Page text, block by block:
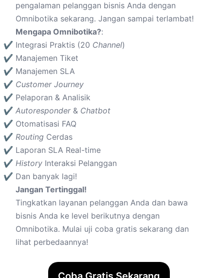
pengalaman pelanggan bisnis Anda dengan
Omnibotika sekarang. Jangan sampai terlambat!
Mengapa Omnibotika?:
Integrasi Praktis (20 Channel)
Manajemen Tiket
Manajemen SLA
Customer Journey
Pelaporan & Analisik
Autoresponder& Chatbot
Otomatisasi FAQ
Routing Cerdas
Laporan SLA Real-time
History Interaksi Pelanggan
Dan banyak lagi!
Jangan Tertinggal!
Tingkatkan layanan pelanggan Anda dan bawa
bisnis Anda ke level berikutnya dengan
Omnibotika. Mulai uji coba gratis sekarang dan
lihat perbedaannya!